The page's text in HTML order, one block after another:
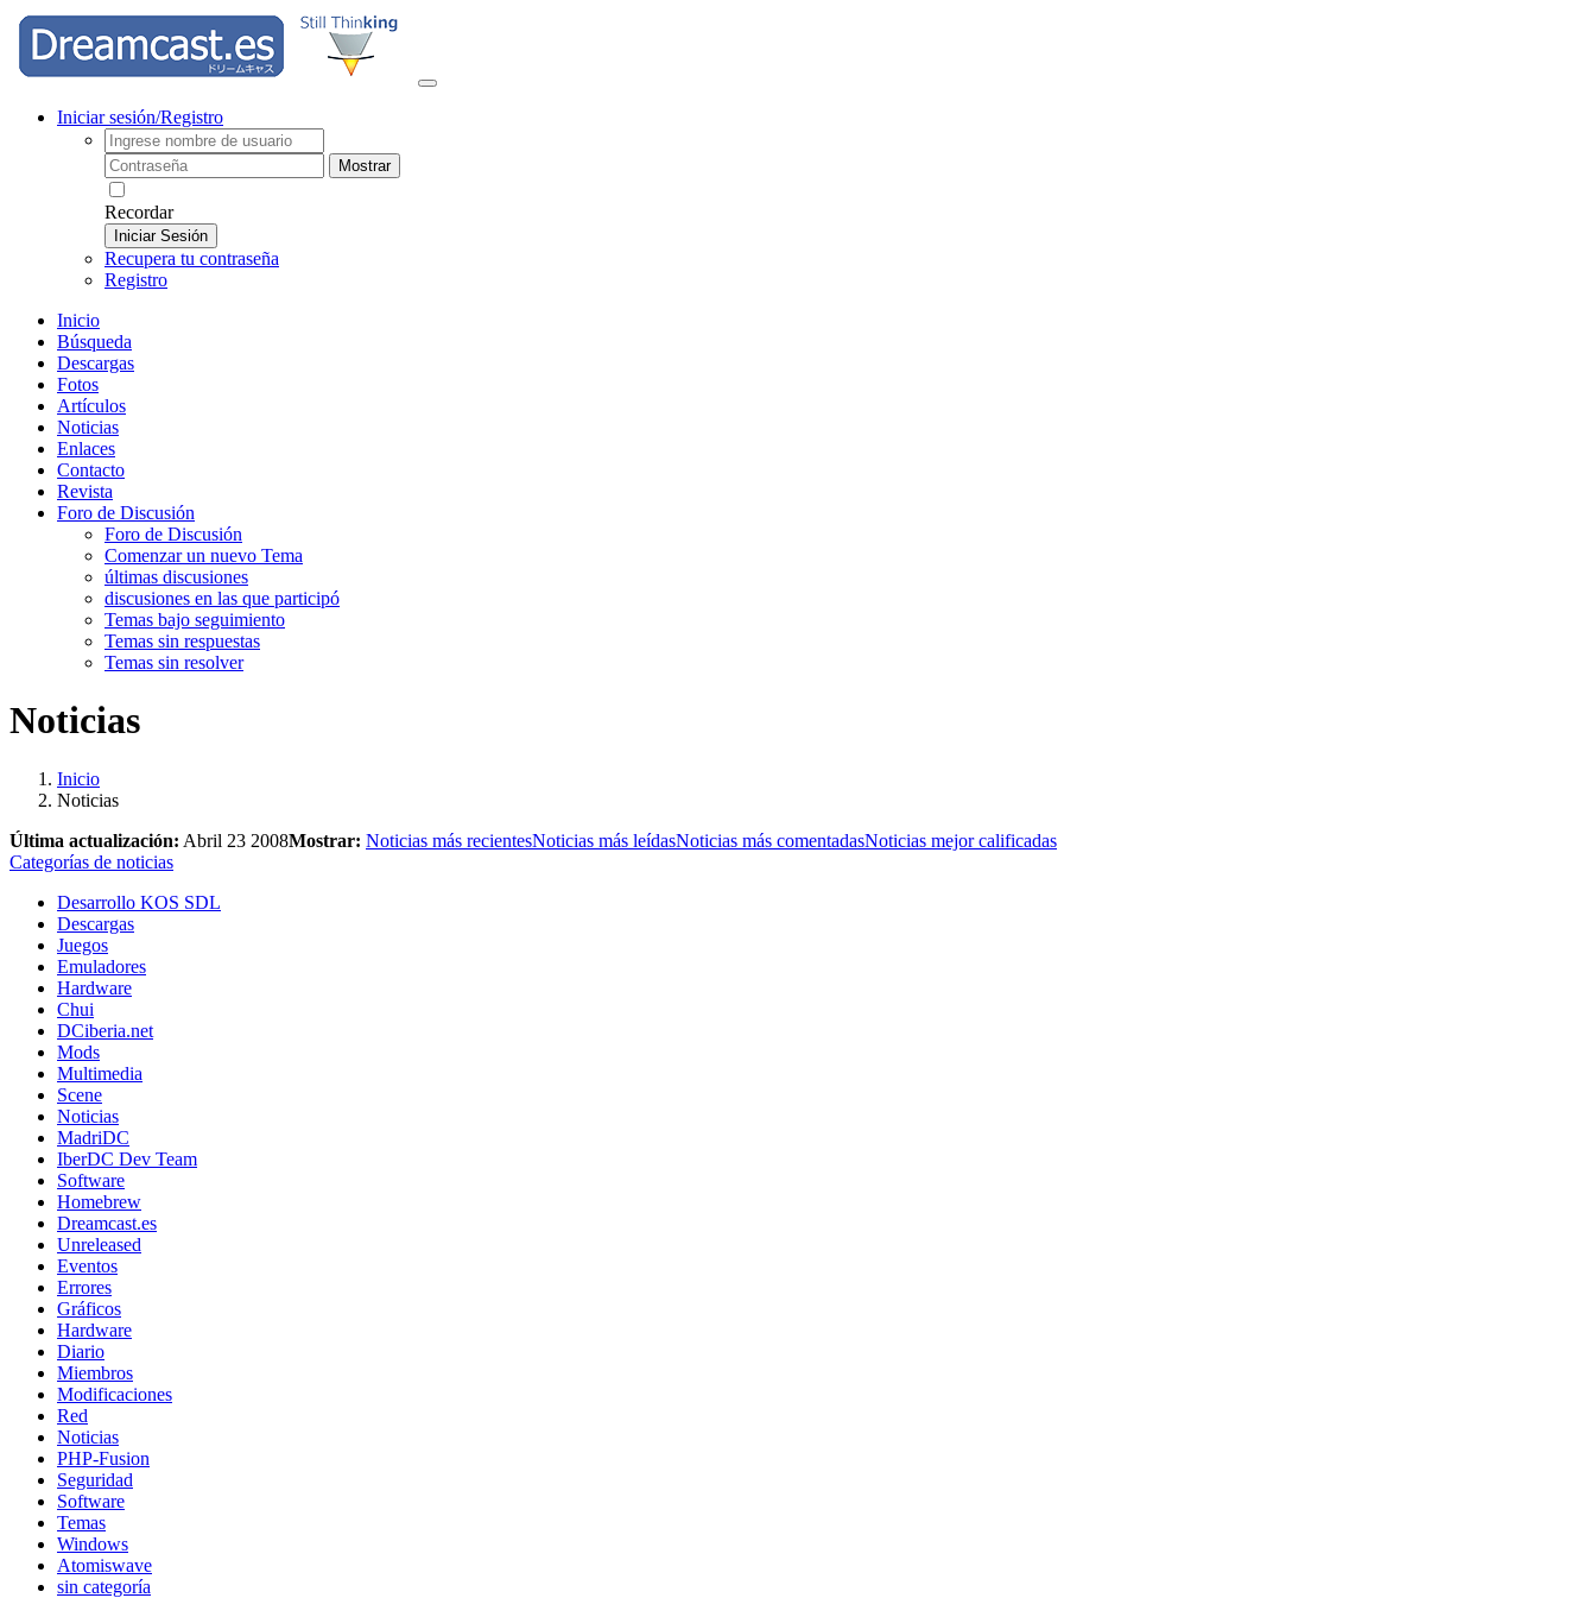
Iniciar sesión/Registro
Mostrar
Recordar
Iniciar Sesión
Recupera tu contraseña
Registro
Inicio
Búsqueda
Descargas
Fotos
Artículos
Noticias
Enlaces
Contacto
Revista
Foro de Discusión
Foro de Discusión
Comenzar un nuevo Tema
últimas discusiones
discusiones en las que participó
Temas bajo seguimiento
Temas sin respuestas
Temas sin resolver
Noticias
Inicio
Noticias
Última actualización: Abril 23 2008Mostrar: Noticias más recientesNoticias más leídasNoticias más comentadasNoticias mejor calificadas
Categorías de noticias
Desarrollo KOS SDL
Descargas
Juegos
Emuladores
Hardware
Chui
DCiberia.net
Mods
Multimedia
Scene
Noticias
MadriDC
IberDC Dev Team
Software
Homebrew
Dreamcast.es
Unreleased
Eventos
Errores
Gráficos
Hardware
Diario
Miembros
Modificaciones
Red
Noticias
PHP-Fusion
Seguridad
Software
Temas
Windows
Atomiswave
sin categoría